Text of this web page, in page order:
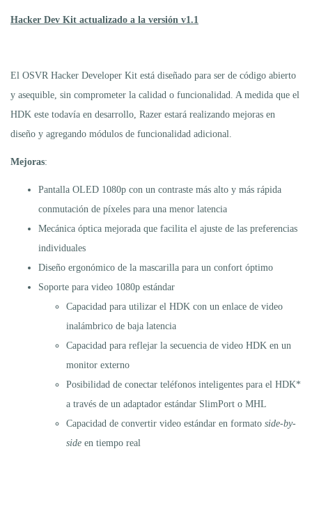
Hacker Dev Kit actualizado a la versión v1.1
El OSVR Hacker Developer Kit está diseñado para ser de código abierto
y asequible, sin comprometer la calidad o funcionalidad. A medida que el
HDK este todavía en desarrollo, Razer estará realizando mejoras en
diseño y agregando módulos de funcionalidad adicional.
Mejoras:
Pantalla OLED 1080p con un contraste más alto y más rápida
conmutación de píxeles para una menor latencia
Mecánica óptica mejorada que facilita el ajuste de las preferencias
individuales
Diseño ergonómico de la mascarilla para un confort óptimo
Soporte para video 1080p estándar
Capacidad para utilizar el HDK con un enlace de video
inalámbrico de baja latencia
Capacidad para reflejar la secuencia de video HDK en un
monitor externo
Posibilidad de conectar teléfonos inteligentes para el HDK*
a través de un adaptador estándar SlimPort o MHL
Capacidad de convertir video estándar en formato side-by-
side en tiempo real